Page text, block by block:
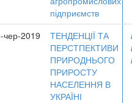
підприємств
чер-2019
ТЕНДЕНЦІЇ ТА
ПЕРСТПЕКТИВИ
ПРИРОДНЬОГО
ПРИРОСТУ
НАСЕЛЕННЯ В
УКРАЇНІ